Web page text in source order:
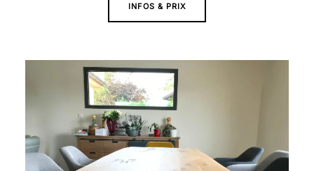
INFOS & PRIX
Plage
de
prix :
1
550 €
à
2
390 €